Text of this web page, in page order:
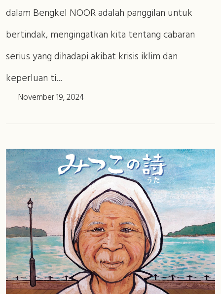
dalam Bengkel NOOR adalah panggilan untuk
bertindak, mengingatkan kita tentang cabaran
serius yang dihadapi akibat krisis iklim dan
keperluan ti...
November 19, 2024